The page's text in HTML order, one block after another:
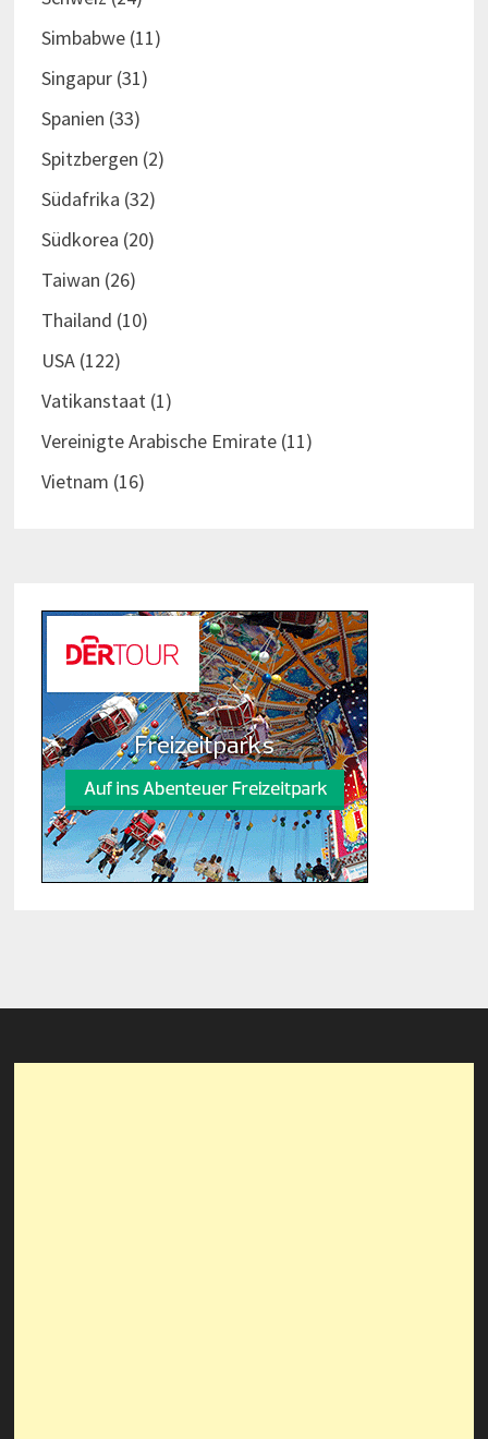
Simbabwe(11)
Singapur(31)
Spanien (33)
Spitzbergen (2)
Südafrika (32)
Südkorea (20)
Taiwan (26)
Thailand (10)
USA(122)
Vatikanstaat(1)
Vereinigte Arabische Emirate(11)
Vietnam (16)